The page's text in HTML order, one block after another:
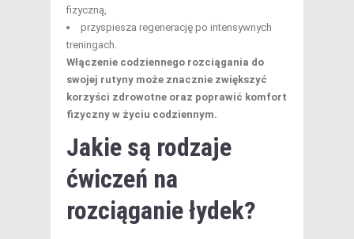
fizyczną,
przyspiesza regenerację po intensywnych
treningach.
Włączenie codziennego rozciągania do
swojej rutyny może znacznie zwiększyć
korzyści zdrowotne oraz poprawić komfort
fizyczny w życiu codziennym.
Jakie są rodzaje
ćwiczeń na
rozciąganie łydek?